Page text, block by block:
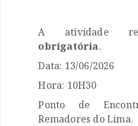
A atividade
obrigatória.
Data: 13/06/2026
Hora: 10H30
Ponto de
Remadores do Lima.